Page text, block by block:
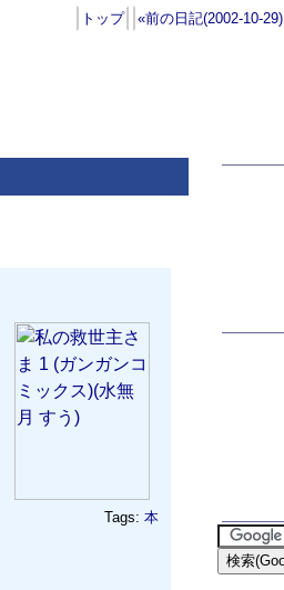
トップ «前の日記(2002-10-29)
Tags: 本